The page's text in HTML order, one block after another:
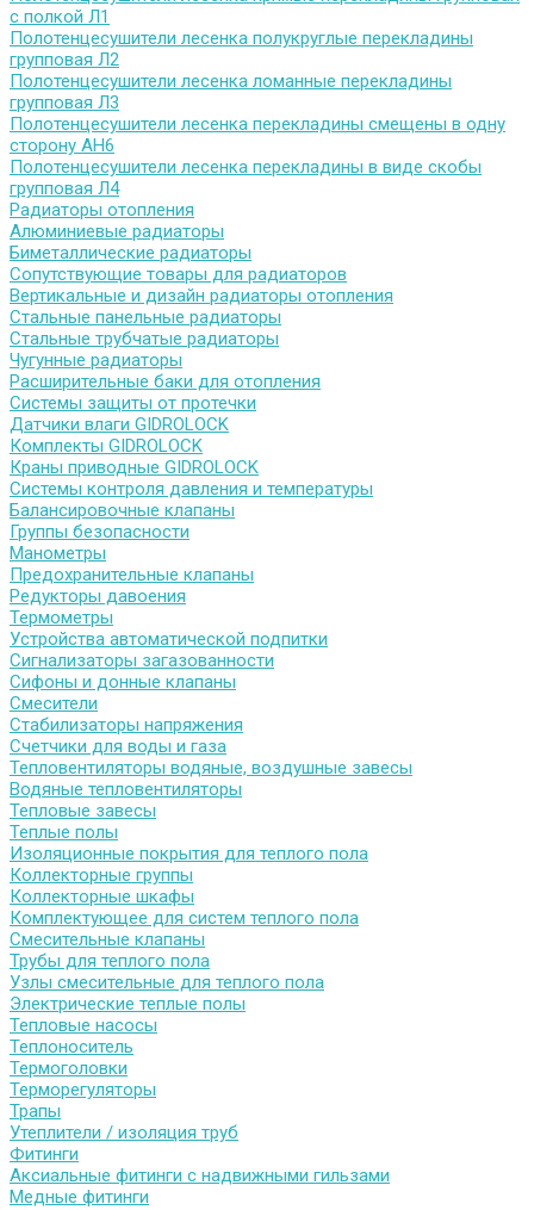
с полкой Л1
Полотенцесушители лесенка полукруглые перекладины
групповая Л2
Полотенцесушители лесенка ломанные перекладины
групповая Л3
Полотенцесушители лесенка перекладины смещены в одну
сторону АН6
Полотенцесушители лесенка перекладины в виде скобы
групповая Л4
Радиаторы отопления
Алюминиевые радиаторы
Биметаллические радиаторы
Сопутствующие товары для радиаторов
Вертикальные и дизайн радиаторы отопления
Стальные панельные радиаторы
Стальные трубчатые радиаторы
Чугунные радиаторы
Расширительные баки для отопления
Системы защиты от протечки
Датчики влаги GIDROLOCK
Комплекты GIDROLOCK
Краны приводные GIDROLOCK
Системы контроля давления и температуры
Балансировочные клапаны
Группы безопасности
Манометры
Предохранительные клапаны
Редукторы давоения
Термометры
Устройства автоматической подпитки
Сигнализаторы загазованности
Сифоны и донные клапаны
Смесители
Стабилизаторы напряжения
Счетчики для воды и газа
Тепловентиляторы водяные, воздушные завесы
Водяные тепловентиляторы
Тепловые завесы
Теплые полы
Изоляционные покрытия для теплого пола
Коллекторные группы
Коллекторные шкафы
Комплектующее для систем теплого пола
Смесительные клапаны
Трубы для теплого пола
Узлы смесительные для теплого пола
Электрические теплые полы
Тепловые насосы
Теплоноситель
Термоголовки
Терморегуляторы
Трапы
Утеплители / изоляция труб
Фитинги
Аксиальные фитинги с надвижными гильзами
Медные фитинги